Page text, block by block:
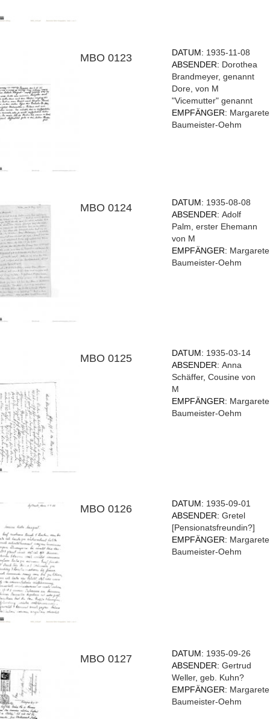
MBO 0123 DATUM: 1935-11-08
ABSENDER: Dorothea
Brandmeyer, genannt
Dore, von M
"Vicemutter" genannt
EMPFÄNGER: Margarete
Baumeister-Oehm
MBO 0124 DATUM: 1935-08-08
ABSENDER:Adolf
Palm, erster Ehemann
von M
EMPFÄNGER: Margarete
Baumeister-Oehm
MBO 0125 DATUM: 1935-03-14
ABSENDER:Anna
Schäffer,Cousine von
M
EMPFÄNGER: Margarete
Baumeister-Oehm
MBO 0126 DATUM: 1935-09-01
ABSENDER:Gretel
[Pensionatsfreundin?]
EMPFÄNGER: Margarete
Baumeister-Oehm
MBO 0127 DATUM: 1935-09-26
ABSENDER:Gertrud
Weller,geb. Kuhn?
EMPFÄNGER: Margarete
Baumeister-Oehm